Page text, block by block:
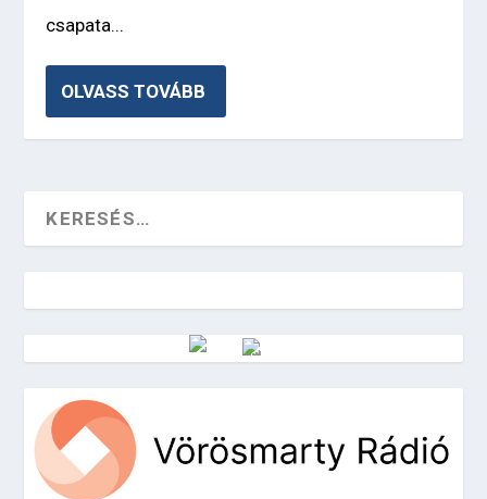
csapata...
OLVASS TOVÁBB
Vörösmarty Rádió